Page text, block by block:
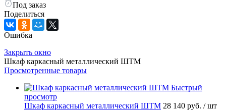
Под заказ
Поделиться
Ошибка
Закрыть окно
Шкаф каркасный металлический ШТМ
Просмотренные товары
Быстрый
просмотр
Шкаф каркасный металлический ШТМ 28 140 руб. / шт